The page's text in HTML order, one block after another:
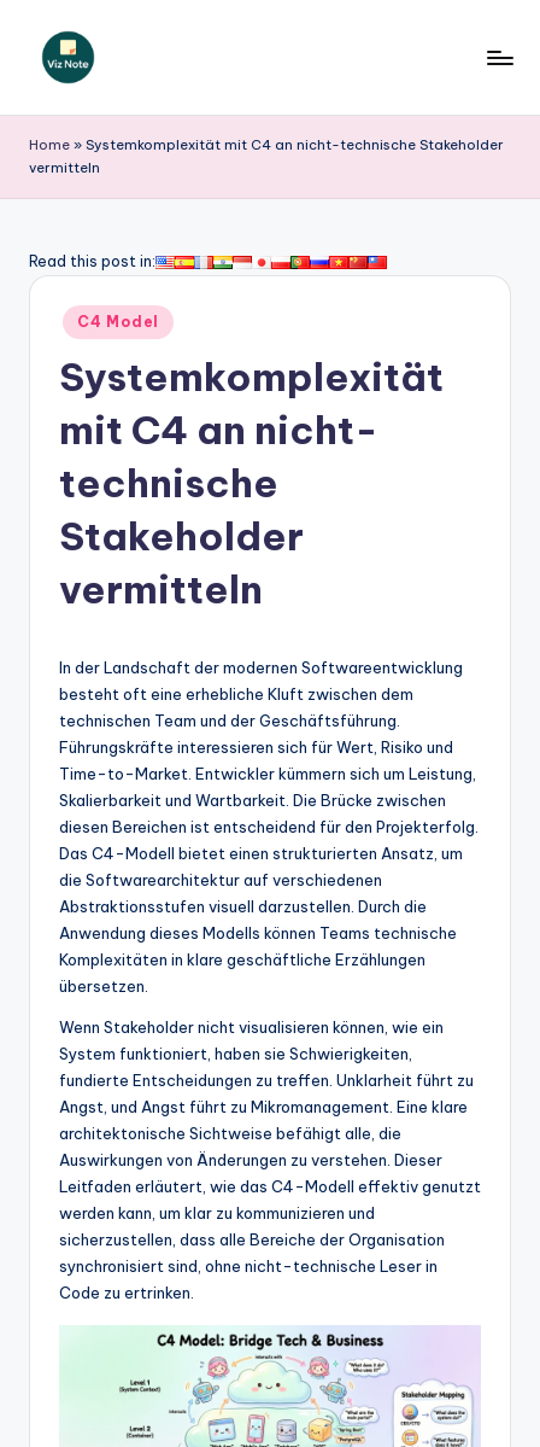
iz
N
t
m
In
si
&
S
o
ft
w
In
d
Home » Systemkomplexität mit C4 an nicht-technische Stakeholder
vermitteln
Read this post in:
Posted
in
C4 Model
Systemkomplexität
mit C4 an nicht-
technische
Stakeholder
vermitteln
In der Landschaft der modernen Softwareentwicklung
besteht oft eine erhebliche Kluft zwischen dem
technischen Team und der Geschäftsführung.
Führungskräfte interessieren sich für Wert, Risiko und
Time-to-Market. Entwickler kümmern sich um Leistung,
Skalierbarkeit und Wartbarkeit. Die Brücke zwischen
diesen Bereichen ist entscheidend für den Projekterfolg.
Das C4-Modell bietet einen strukturierten Ansatz, um
die Softwarearchitektur auf verschiedenen
Abstraktionsstufen visuell darzustellen. Durch die
Anwendung dieses Modells können Teams technische
Komplexitäten in klare geschäftliche Erzählungen
übersetzen.
Wenn Stakeholder nicht visualisieren können, wie ein
System funktioniert, haben sie Schwierigkeiten,
fundierte Entscheidungen zu treffen. Unklarheit führt zu
Angst, und Angst führt zu Mikromanagement. Eine klare
architektonische Sichtweise befähigt alle, die
Auswirkungen von Änderungen zu verstehen. Dieser
Leitfaden erläutert, wie das C4-Modell effektiv genutzt
werden kann, um klar zu kommunizieren und
sicherzustellen, dass alle Bereiche der Organisation
synchronisiert sind, ohne nicht-technische Leser in
Code zu ertrinken.